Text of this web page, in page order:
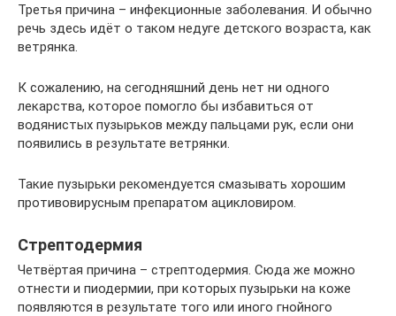
Третья причина – инфекционные заболевания. И обычно
речь здесь идёт о таком недуге детского возраста, как
ветрянка.
К сожалению, на сегодняшний день нет ни одного
лекарства, которое помогло бы избавиться от
водянистых пузырьков между пальцами рук, если они
появились в результате ветрянки.
Такие пузырьки рекомендуется смазывать хорошим
противовирусным препаратом ацикловиром.
Стрептодермия
Четвёртая причина – стрептодермия. Сюда же можно
отнести и пиодермии, при которых пузырьки на коже
появляются в результате того или иного гнойного